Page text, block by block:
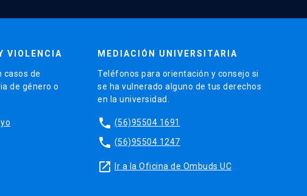
VIOLENCIA
casos de
de género o
MEDIACIÓN UNIVERSITARIA
Teléfonos para orientación y consejo si
se ha vulnerado alguno de tus derechos
en la universidad.
phone (56)95504 1691
phone (56)95504 1247
launch Ir a la Oficina de Ombuds UC